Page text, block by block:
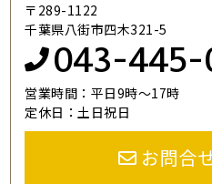
〒289-1122
千葉県八街市四木321-5
043-445-
営業時間：平日9時～17時
定休日：土日祝日
お問合